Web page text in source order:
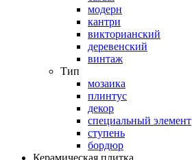
модерн
кантри
викторианский
деревенский
винтаж
Тип
мозаика
плинтус
декор
специальный элемент
ступень
бордюр
Керамическая плитка